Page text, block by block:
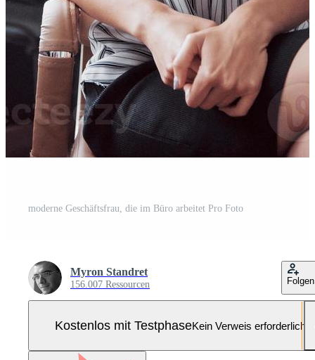
moderne Geschäftsfrau, die im Büro arbeitet Pro Foto
Myron Standret
156.007 Ressourcen Folgen
Kostenlos mit TestphaseKein Verweis erforderlich